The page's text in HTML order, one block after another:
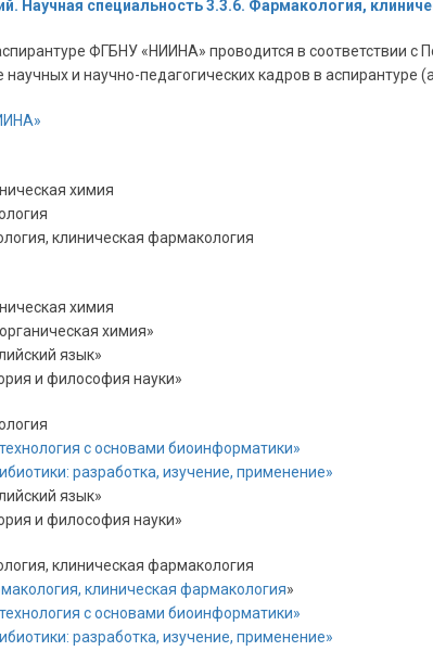
Научная специальность 3.3.6. Фармакология,
ФГБНУ «НИИНА» проводится в соответствии
и научно-педагогических кадров в аспирантуре
химия
клиническая фармакология
химия
химия»
язык»
и философия науки»
с основами биоинформатики»
разработка, изучение, применение»
язык»
и философия науки»
клиническая фармакология
клиническая фармакология»
с основами биоинформатики»
разработка, изучение, применение»